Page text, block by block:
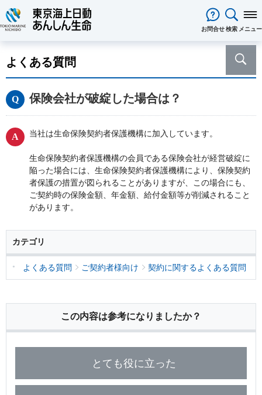
お問合せ検索 メニュー
保険商品から選ぶ
心配ごとから選ぶ
保険の基礎知識
インターネットでご加入いただけ
る保険商品
法人向け保険商品
ご相談・ご契約の流れ
資料請求
医療保険
メディカルＫｉｔ ＮＥＯ
メディカルＫｉｔ Ｒ
あんしん治療サポート保険
あんしん治療サポート保険R
メディカルＫｉｔエール
がん保険
あんしんがん治療保険
がん診断保険Ｒ
死亡保険（終身保険・定期保険）
長生き支援終身
スマートあんしん定期
あんしん夢終身
終身保険
定期保険
家計保障・就業不能保障
家計保障定期保険ＮＥＯ
あんしん就業不能保障保険
個人年金保険
ご契約者様
ご契約者様TOPへ
重要なお知らせ
サービス
各種お手続き
保険金・給付金・満期金・年金等
契約内容／登録情報の確認・変更
契約者貸付の利用・返済
発行
変額保険・変額年金保険固有のお
ライフイベントごとのお手続き
急な資金が必要なとき
引越しするとき
保険料の支払いが困難なとき
海外渡航するとき
確定申告・年末調整するとき
子どもが生まれるとき
子どもが独立・就職するとき
離婚するとき
法人のお客様
企業のライフステージごとに必要
経営者の皆様向け商品
従業員の皆様向け商品
あんしん生命についてTOPへ
東京海上グループについて
会社情報
お客様をがんからお守りする運動
サステナビリティ
採用情報
保険金等の適切なお支払いに向け
た取組み
あんしん解体新書
ライフパートナーについて
資料請求
保険用語集
東京海上ホールディングス
よくある質問
保険会社が破綻した場合は？
当社は生命保険契約者保護機構に加入しています。
生命保険契約者保護機構の会員である保険会社が経営破綻に
陥った場合には、生命保険契約者保護機構により、保険契約
者保護の措置が図られることがありますが、この場合にも、
ご契約時の保険金額、年金額、給付金額等が削減されること
があります。
カテゴリ
よくある質問 ご契約者様向け 契約に関するよくある質問
この内容は参考になりましたか？
とても役に立った